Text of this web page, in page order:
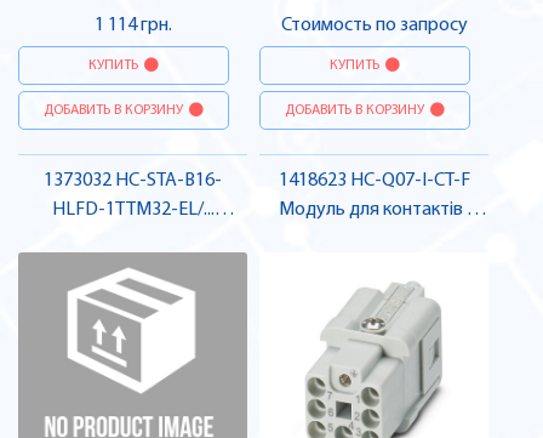
1 114 грн.
КУПИТЬ
ДОБАВИТЬ В КОРЗИНУ
Стоимость по запросу
КУПИТЬ
ДОБАВИТЬ В КОРЗИНУ
1373032 HC-STA-B16-
HLFD-1TTM32-EL/...
Pheonix Contact
1418623 HC-Q07-I-CT-F
Модуль для контактів ,